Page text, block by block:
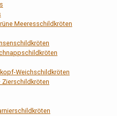
Meeresschildkröten
Weichschildkröten
Zierschildkröten